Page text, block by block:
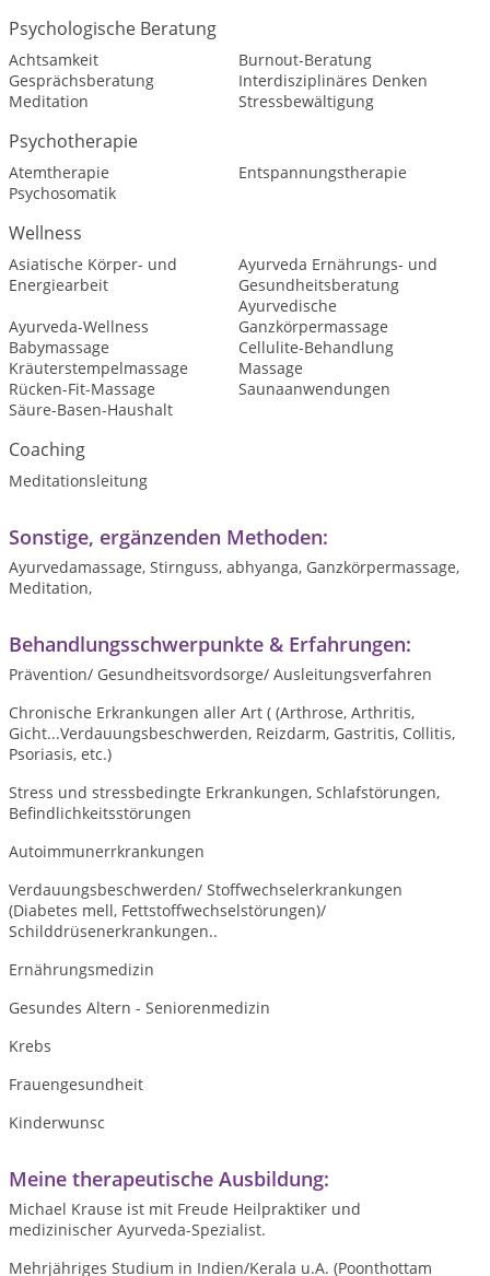
Psychologische Beratung
Achtsamkeit
Burnout-Beratung
Gesprächsberatung
Interdisziplinäres Denken
Meditation
Stressbewältigung
Psychotherapie
Atemtherapie
Entspannungstherapie
Psychosomatik
Wellness
Asiatische Körper- und
Energiearbeit
Ayurveda Ernährungs- und
Gesundheitsberatung
Ayurveda-Wellness
Ayurvedische
Ganzkörpermassage
Babymassage
Cellulite-Behandlung
Kräuterstempelmassage
Massage
Rücken-Fit-Massage
Saunaanwendungen
Säure-Basen-Haushalt
Coaching
Meditationsleitung
Sonstige, ergänzenden Methoden:
Ayurvedamassage, Stirnguss, abhyanga, Ganzkörpermassage,
Meditation,
Behandlungsschwerpunkte & Erfahrungen:
Prävention/ Gesundheitsvordsorge/ Ausleitungsverfahren
Chronische Erkrankungen aller Art ( (Arthrose, Arthritis,
Gicht...Verdauungsbeschwerden, Reizdarm, Gastritis, Collitis,
Psoriasis, etc.)
Stress und stressbedingte Erkrankungen, Schlafstörungen,
Befindlichkeitsstörungen
Autoimmunerrkrankungen
Verdauungsbeschwerden/ Stoffwechselerkrankungen
(Diabetes mell, Fettstoffwechselstörungen)/
Schilddrüsenerkrankungen..
Ernährungsmedizin
Gesundes Altern - Seniorenmedizin
Krebs
Frauengesundheit
Kinderwunsc
Meine therapeutische Ausbildung:
Michael Krause ist mit Freude Heilpraktiker und
medizinischer Ayurveda-Spezialist.
Mehrjähriges Studium in Indien/Kerala u.A. (Poonthottam